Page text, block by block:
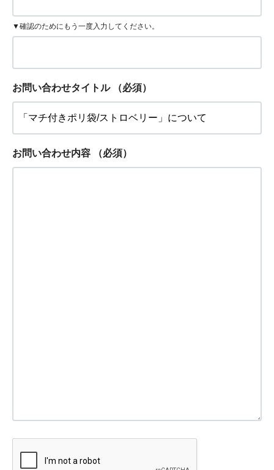
▼確認のためにもう一度入力してください。
お問い合わせタイトル （必須）
お問い合わせ内容 （必須）